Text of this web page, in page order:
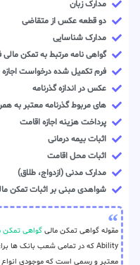
مدارک زبان
دو قطعه عکس از متقاضی
مدارک شناسایی
گواهی نامه مرتبط به تمکن مالی
فرم تکمیل شده درخواست اجازه
عکس در اندازه گذرنامه
های مربوط گذرنامه معتبر به
پرداخت هزینه اجازه اقامت
اثبات بیمه درمانی
اثبات محل اقامت
مدارک مدنی (ازدواج، طلاق)
شواهدی مبنی بر اثبات تمکن
مقوله گواهی تمکن مالی گواهی تمکن
Ability که در تمامی شعب بانک ها برای مشتریان خود صادر میکنند،
معتبر و رسمی است که موجودی انواع